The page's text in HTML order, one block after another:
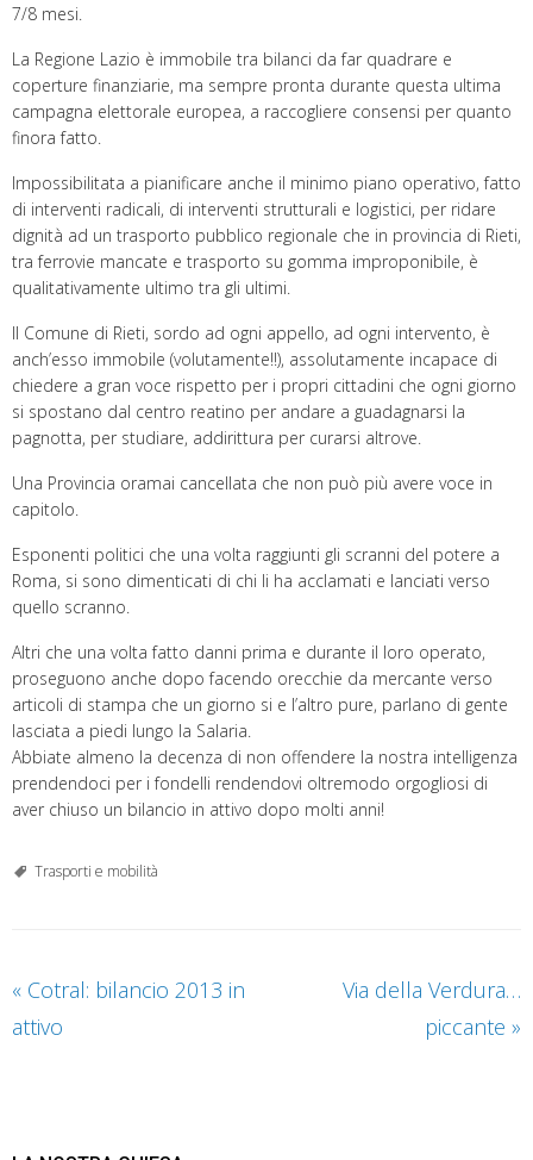
7/8 mesi.
La Regione Lazio è immobile tra bilanci da far quadrare e
coperture finanziarie, ma sempre pronta durante questa ultima
campagna elettorale europea, a raccogliere consensi per quanto
finora fatto.
Impossibilitata a pianificare anche il minimo piano operativo, fatto
di interventi radicali, di interventi strutturali e logistici, per ridare
dignità ad un trasporto pubblico regionale che in provincia di Rieti,
tra ferrovie mancate e trasporto su gomma improponibile, è
qualitativamente ultimo tra gli ultimi.
Il Comune di Rieti, sordo ad ogni appello, ad ogni intervento, è
anch’esso immobile (volutamente!!), assolutamente incapace di
chiedere a gran voce rispetto per i propri cittadini che ogni giorno
si spostano dal centro reatino per andare a guadagnarsi la
pagnotta, per studiare, addirittura per curarsi altrove.
Una Provincia oramai cancellata che non può più avere voce in
capitolo.
Esponenti politici che una volta raggiunti gli scranni del potere a
Roma, si sono dimenticati di chi li ha acclamati e lanciati verso
quello scranno.
Altri che una volta fatto danni prima e durante il loro operato,
proseguono anche dopo facendo orecchie da mercante verso
articoli di stampa che un giorno si e l’altro pure, parlano di gente
lasciata a piedi lungo la Salaria.
Abbiate almeno la decenza di non offendere la nostra intelligenza
prendendoci per i fondelli rendendovi oltremodo orgogliosi di
aver chiuso un bilancio in attivo dopo molti anni!
Trasporti e mobilità
« Cotral: bilancio 2013 in
attivo
Via della Verdura…
piccante »